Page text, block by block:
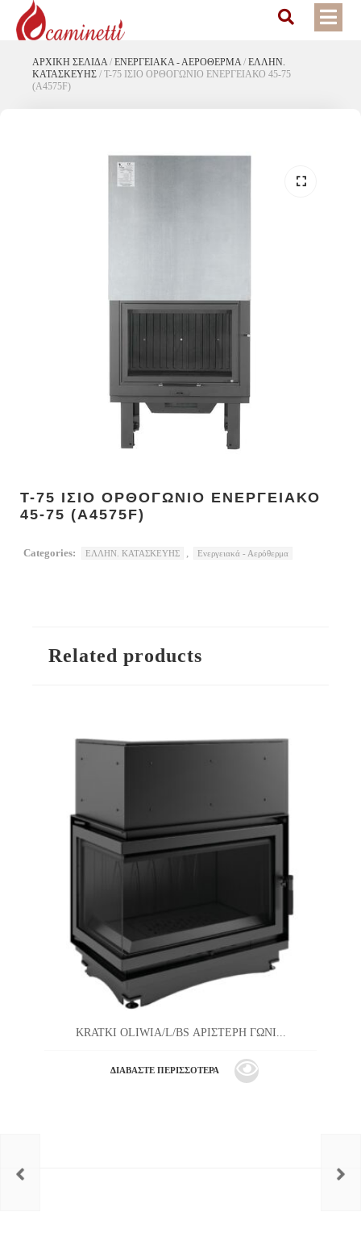
ΑΡΧΙΚΉ ΣΕΛΊΔΑ / ΕΝΕΡΓΕΙΑΚΆ - ΑΕΡΌΘΕΡΜΑ / ΕΛΛΗΝ.
ΚΑΤΑΣΚΕΥΗΣ / Τ-75 ΙΣΙΟ ΟΡΘΟΓΩΝΙΟ ΕΝΕΡΓΕΙΑΚΟ 45-75
(A4575F)
Τ-75 ΙΣΙΟ ΟΡΘΟΓΩΝΙΟ ΕΝΕΡΓΕΙΑΚΟ
45-75 (A4575F)
Categories: ΕΛΛΗΝ. ΚΑΤΑΣΚΕΥΗΣ , Ενεργειακά - Αερόθερμα
Related products
KRATKI OLIWIA/L/BS ΑΡΙΣΤΕΡΗ ΓΩΝΙ...
ΔΙΑΒΆΣΤΕ ΠΕΡΙΣΣΌΤΕΡΑ